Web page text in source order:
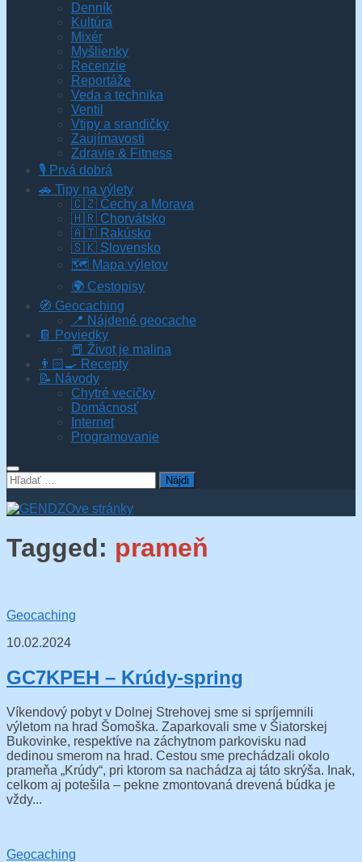
Denník
Kultúra
Mixér
Myšlienky
Recenzie
Reportáže
Veda a technika
Ventil
Vtipy a srandičky
Zaujímavosti
Zdravie & Fitness
🎙️ Prvá dobrá
🚗 Tipy na výlety
🇨🇿 Čechy a Morava
🇭🇷 Chorvátsko
🇦🇹 Rakúsko
🇸🇰 Slovensko
🗺 Mapa výletov
🌍 Cestopisy
🧭 Geocaching
📍 Nájdené geocache
📔 Poviedky
📕 Život je malina
👨🏻‍🍳 Recepty
📝 Návody
Chytré vecičky
Domácnosť
Internet
Programovanie
Hľadať:
Tagged: prameň
Geocaching
10.02.2024
GC7KPEH – Krúdy-spring
Víkendový pobyt v Dolnej Strehovej sme si spríjemnili
výletom na hrad Šomoška. Zaparkovali sme v Šiatorskej
Bukovinke, respektíve na záchytnom parkovisku nad
dedinou smerom na hrad. Cestou sme prechádzali okolo
prameňa „Krúdy“, pri ktorom sa nachádza aj táto skrýša. Inak,
celkom aj potešila – pekne zmontovaná drevená búdka je
vždy...
Geocaching